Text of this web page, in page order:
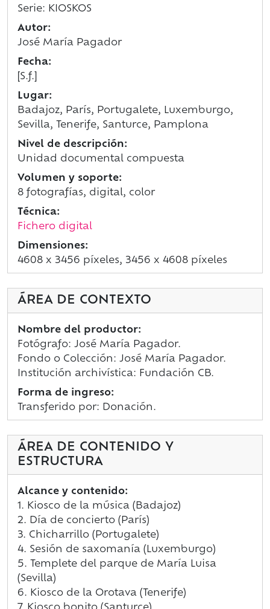
Serie: KIOSKOS
Autor:
José María Pagador
Fecha:
[S.f.]
Lugar:
Badajoz, París, Portugalete, Luxemburgo,
Sevilla, Tenerife, Santurce, Pamplona
Nivel de descripción:
Unidad documental compuesta
Volumen y soporte:
8 fotografías, digital, color
Técnica:
Fichero digital
Dimensiones:
4608 x 3456 píxeles, 3456 x 4608 píxeles
ÁREA DE CONTEXTO
Nombre del productor:
Fotógrafo: José María Pagador.
Fondo o Colección: José María Pagador.
Institución archivística: Fundación CB.
Forma de ingreso:
Transferido por: Donación.
ÁREA DE CONTENIDO Y
ESTRUCTURA
Alcance y contenido:
1. Kiosco de la música (Badajoz)
2. Día de concierto (París)
3. Chicharrillo (Portugalete)
4. Sesión de saxomanía (Luxemburgo)
5. Templete del parque de María Luisa
(Sevilla)
6. Kiosco de la Orotava (Tenerife)